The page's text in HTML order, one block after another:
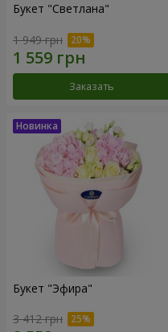
Букет "Светлана"
1 949 грн
Заказать
Букет "Эфира"
3 412 грн